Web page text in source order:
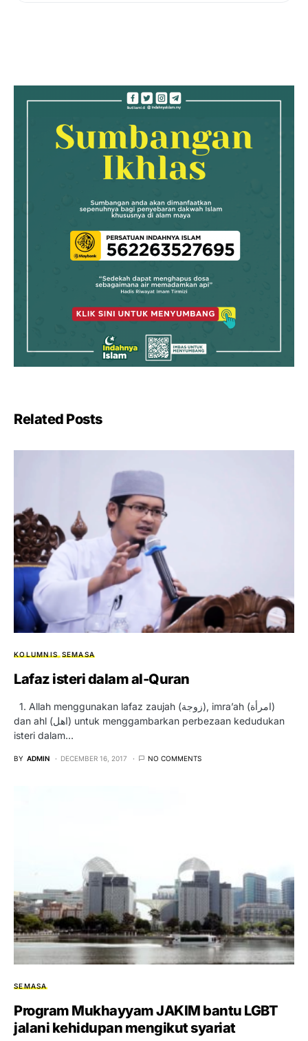
Related Posts
KOLUMNIS SEMASA
Lafaz isteri dalam al-Quran
1. Allah menggunakan lafaz zaujah (زوجة), imra’ah (امرأة)
dan ahl (اهل) untuk menggambarkan perbezaan kedudukan
isteri dalam…
BY ADMIN DECEMBER 16, 2017 NO COMMENTS
SEMASA
Program Mukhayyam JAKIM bantu LGBT
jalani kehidupan mengikut syariat